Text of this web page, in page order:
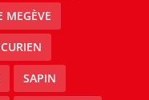
MEGÈVE
SAPIN